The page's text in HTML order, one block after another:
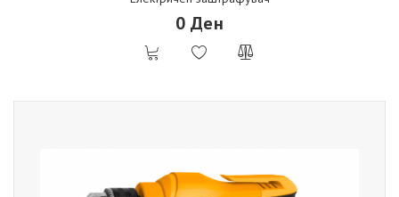
0 Ден